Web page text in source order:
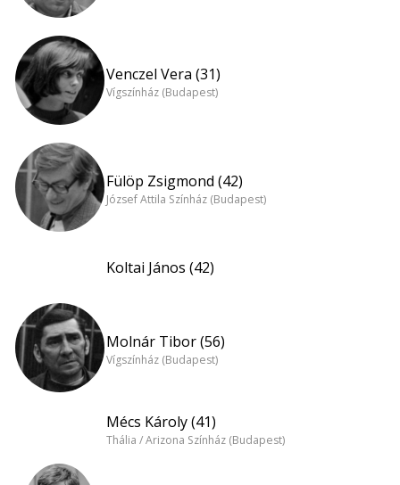
Venczel Vera (31)
Vígszínház (Budapest)
Fülöp Zsigmond (42)
József Attila Színház (Budapest)
Koltai János (42)
Molnár Tibor (56)
Vígszínház (Budapest)
Mécs Károly (41)
Thália / Arizona Színház (Budapest)